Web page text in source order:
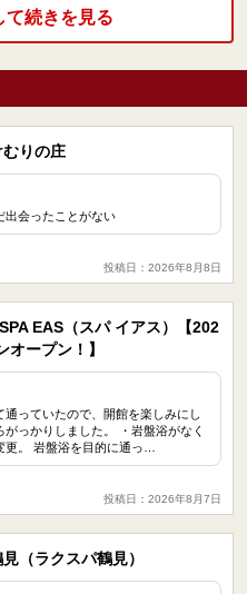
て続きを見る
りの庄
出会ったことがない
投稿日：2026年8月8日
EAS（スパ イアス）【202
ープン！】
通っていたので、開館を楽しみにし
ました。 ・岩盤浴がなく
。 岩盤浴を目的に通っ…
投稿日：2026年8月7日
（ラクスパ鶴見）